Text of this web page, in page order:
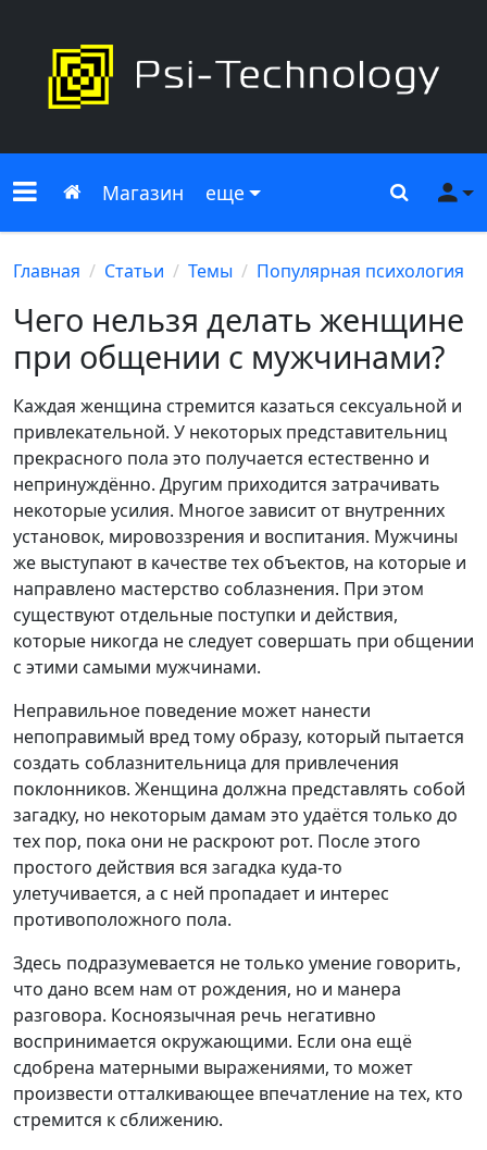
Меню сайта
Главная
Магазин еще Поиск
Главная Статьи Темы Популярная психология
Чего нельзя делать женщине
при общении с мужчинами?
Каждая женщина стремится казаться сексуальной и
привлекательной. У некоторых представительниц
прекрасного пола это получается естественно и
непринуждённо. Другим приходится затрачивать
некоторые усилия. Многое зависит от внутренних
установок, мировоззрения и воспитания. Мужчины
же выступают в качестве тех объектов, на которые и
направлено мастерство соблазнения. При этом
существуют отдельные поступки и действия,
которые никогда не следует совершать при общении
с этими самыми мужчинами.
Неправильное поведение может нанести
непоправимый вред тому образу, который пытается
создать соблазнительница для привлечения
поклонников. Женщина должна представлять собой
загадку, но некоторым дамам это удаётся только до
тех пор, пока они не раскроют рот. После этого
простого действия вся загадка куда-то
улетучивается, а с ней пропадает и интерес
противоположного пола.
Здесь подразумевается не только умение говорить,
что дано всем нам от рождения, но и манера
разговора. Косноязычная речь негативно
воспринимается окружающими. Если она ещё
сдобрена матерными выражениями, то может
произвести отталкивающее впечатление на тех, кто
стремится к сближению.